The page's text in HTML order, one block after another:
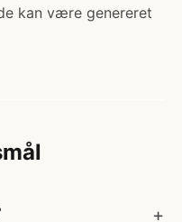
kan være genereret